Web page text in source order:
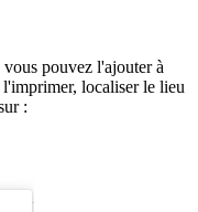
pouvez l'ajouter à
localiser le lieu
: